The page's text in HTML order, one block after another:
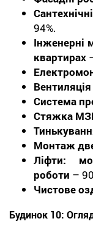
94%.
Інженерні
квартирах
Система
Стяжка
Монтаж
Ліфти:
роботи –
Чистове
Будинок 10: